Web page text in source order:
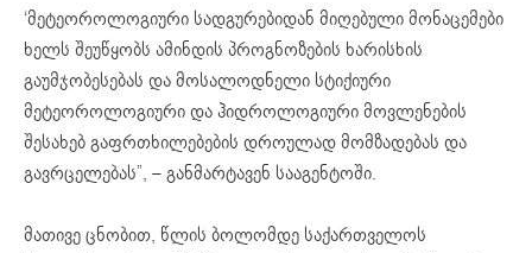
‘მეტეოროლოგიური სადგურებიდან მიღებული მონაცემები
ხელს შეუწყობს ამინდის პროგნოზების ხარისხის
გაუმჯობესებას და მოსალოდნელი სტიქიური
მეტეოროლოგიური და ჰიდროლოგიური მოვლენების
შესახებ გაფრთხილებების დროულად მომზადებას და
გავრცელებას”, – განმარტავენ სააგენტოში.
მათივე ცნობით, წლის ბოლომდე საქართველოს